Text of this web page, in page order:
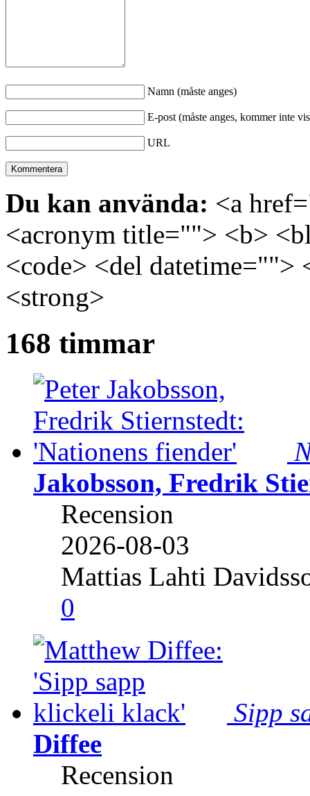
Namn (måste anges)
E-post (måste anges, kommer inte
URL
Du kan använda: <a
<acronym title=""> <b>
<code> <del
<strong>
168 timmar
Jakobsson, Fredrik
Recension
2026-08-03
Mattias Lahti
0
Sipp
Diffee
Recension